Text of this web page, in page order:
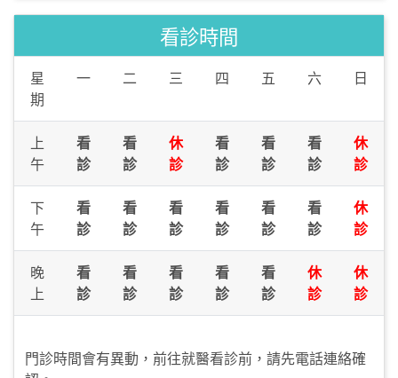
看診時間
星
期
一 二 三 四 五 六 日
上
午
看
診
看
診
休
診
看
診
看
診
看
診
休
診
下
午
看
診
看
診
看
診
看
診
看
診
看
診
休
診
晚
上
看
診
看
診
看
診
看
診
看
診
休
診
休
診
門診時間會有異動，前往就醫看診前，請先電話連絡確